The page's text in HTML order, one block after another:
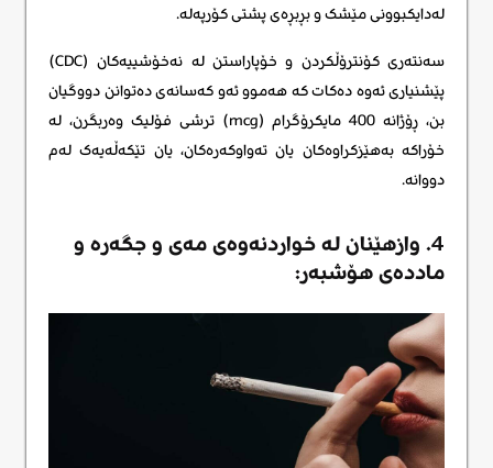
لەدایکبوونی مێشک و بڕبڕەی پشتی کۆرپەلە.
سەنتەری کۆنترۆڵکردن و خۆپاراستن لە نەخۆشییەکان (CDC)
پێشنیاری ئەوە دەکات کە هەموو ئەو کەسانەی دەتوانن دووگیان
بن، ڕۆژانە 400 مایکرۆگرام (mcg) ترشی فۆلیک وەربگرن، لە
خۆراکە بەهێزکراوەکان یان تەواوکەرەکان، یان تێکەڵەیەک لەم
دووانە.
4. وازهێنان لە خواردنەوەی مەی و جگەرە و
ماددەی هۆشبەر: